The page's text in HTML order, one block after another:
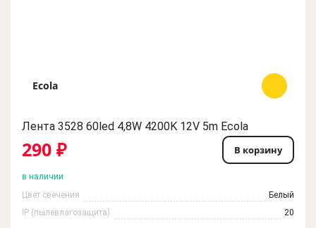
Ecola
Лента 3528 60led 4,8W 4200K 12V 5m Ecola
290 ₽ В корзину
в наличии
Цвет свечения
Белый
IP (пылевлагозащита)
20